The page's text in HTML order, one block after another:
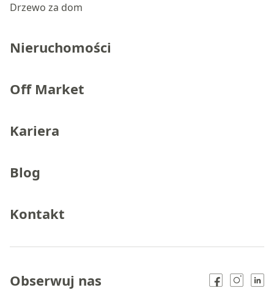
Drzewo za dom
Nieruchomości
Off Market
Kariera
Blog
Kontakt
Obserwuj nas